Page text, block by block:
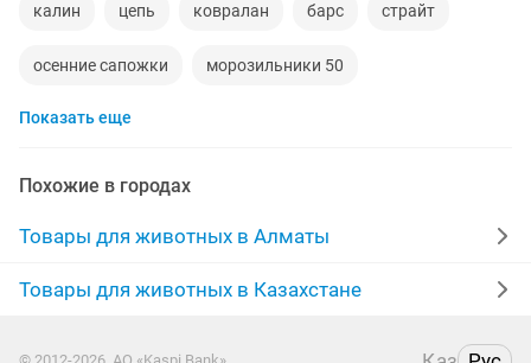
калин цепь ковралан барс страйт
осенние сапожки морозильники 50
Показать еще
Похожие в городах
Товары для животных в Алматы
Товары для животных в Казахстане